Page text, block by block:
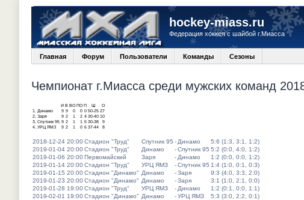
hockey-miass.ru
Федерация хоккея с шайбой г.Миасса
Главная Форум Пользователи Команды Сезоны
Чемпионат г.Миасса среди мужских команд
И В ВО ПО П
О
1.
Динамо 9 9 0 0 0 50-25 27
2. Заря 9 2 1 2 4 30-40 10
3. Спутник 95 9 2 1 1 5 30-38
9
4. УРЦ ЯМЗ 9 2 1 0 6 37-44 8
2018-12-24 20:00Стадион "Труд" Спутник 95 - Динамо
5:6 (1:3, 3:1, 1:2)
2019-01-04 20:00Стадион "Труд" Динамо -Спутник 95 5:2 (0:0, 4:0, 1:2)
2019-01-06 20:00Первомайский Заря - Динамо
1:2 (0:0, 0:0, 1:2)
2019-01-14 20:00Стадион "Труд" УРЦ ЯМЗ -Спутник 95 1:4 (1:0, 0:1, 0:3)
2019-01-15 20:00Стадион "Динамо" Динамо -Заря
9:3 (4:0, 3:3, 2:0)
2019-01-23 20:00Стадион "Динамо" Динамо -Заря
3:1 (1:0, 2:1, 0:0)
2019-01-28 19:00Стадион "Труд" УРЦ ЯМЗ - Динамо
1:2 (0:1, 0:0, 1:1)
2019-02-01 19:00Стадион "Динамо" Динамо -УРЦ ЯМЗ
5:3 (3:0, 2:2, 0:1)